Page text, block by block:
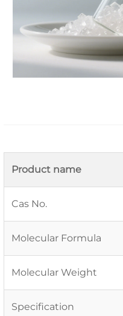
Product name
Cas No.
Molecular Formula
Molecular Weight
Specification